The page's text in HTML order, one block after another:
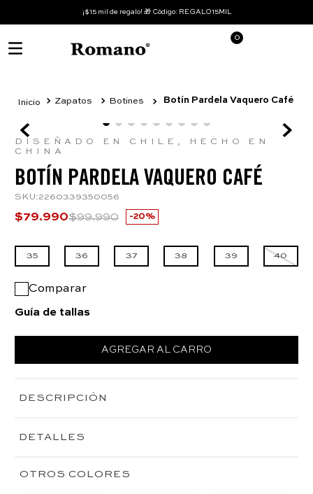
¡$15 mil de regalo! 🎁 Código: REGALO15MIL
0
Zapatos Botines Botín Pardela Vaquero Café
DISEÑADO EN CHILE, HECHO EN
CHINA
BOTÍN PARDELA VAQUERO CAFÉ
SKU:2260339350056
$79.990$99.990 20%
35 36 37 38 39 40
Comparar
Guía de tallas
AGREGAR AL CARRO
DESCRIPCIÓN
DETALLES
OTROS COLORES